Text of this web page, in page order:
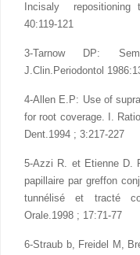
Incisaly repositioning
40:119-121
3-Tarnow DP:
J.Clin.Periodontol
4-Allen E.P: Use of
for root coverage. I.
Dent.1994 ; 3:217-227
5-Azzi R. et Etienne D.
papillaire par greffon
tunnélisé et tracté
Orale.1998 ; 17:71-77
6-Straub b, Freidel M,